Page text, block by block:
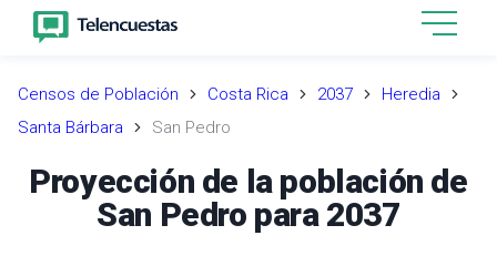
Censos de Población Costa Rica 2037
Heredia
Santa Bárbara
San Pedro
Proyección de la población de
San Pedro para 2037